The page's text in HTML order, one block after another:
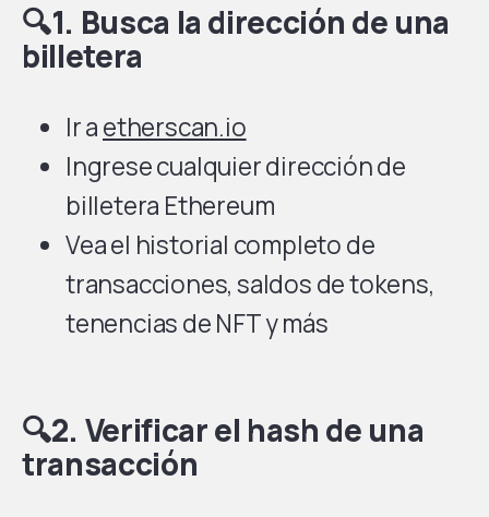
🔍1. Busca la dirección de una
billetera
Ir aetherscan.io
Ingrese cualquier dirección de
billetera Ethereum
Vea el historial completo de
transacciones, saldos de tokens,
tenencias de NFT y más
🔍2. Verificar el hash de una
transacción